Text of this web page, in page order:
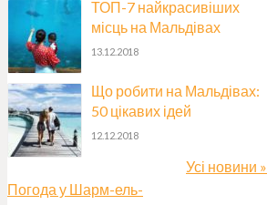
ТОП-7 найкрасивіших
місць на Мальдівах
13.12.2018
Що робити на Мальдівах:
50 цікавих ідей
12.12.2018
Усі новини »
Погода у Шарм-ель-